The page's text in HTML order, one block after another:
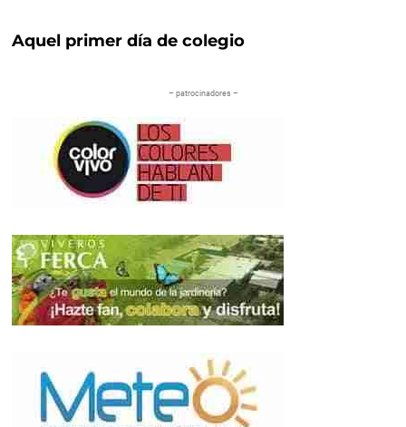
Aquel primer día de colegio
– patrocinadores –